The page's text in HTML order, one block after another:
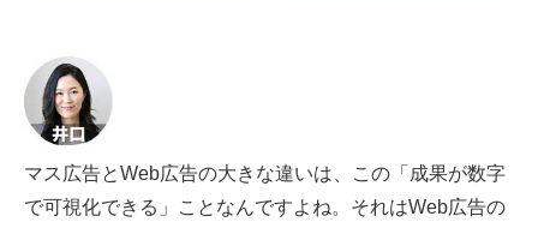
マス広告とWeb広告の大きな違いは、この「成果が数字
で可視化できる」ことなんですよね。それはWeb広告の